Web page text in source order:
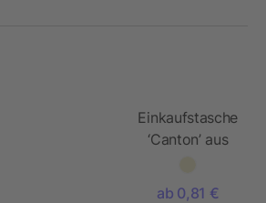
Einkaufstasche
‘Canton’ aus
ab 0,81 €